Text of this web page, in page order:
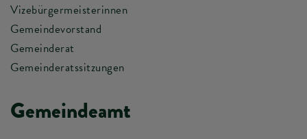
Vizebürgermeisterinnen
Gemeindevorstand
Gemeinderat
Gemeinderatssitzungen
Gemeindeamt